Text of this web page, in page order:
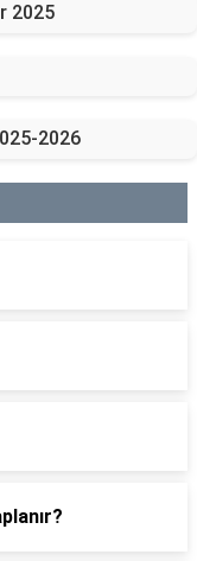
2025
2026